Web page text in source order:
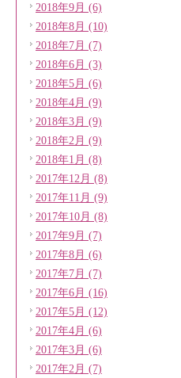
2018年9月 (6)
2018年8月 (10)
2018年7月 (7)
2018年6月 (3)
2018年5月 (6)
2018年4月 (9)
2018年3月 (9)
2018年2月 (9)
2018年1月 (8)
2017年12月 (8)
2017年11月 (9)
2017年10月 (8)
2017年9月 (7)
2017年8月 (6)
2017年7月 (7)
2017年6月 (16)
2017年5月 (12)
2017年4月 (6)
2017年3月 (6)
2017年2月 (7)